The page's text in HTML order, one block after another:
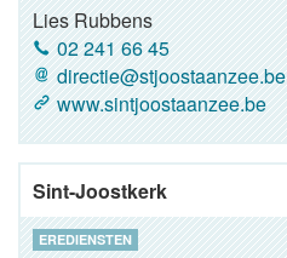
Lies Rubbens
02 241 66 45
directie@stjoostaanzee.be
www.sintjoostaanzee.be
Sint-Joostkerk
EREDIENSTEN